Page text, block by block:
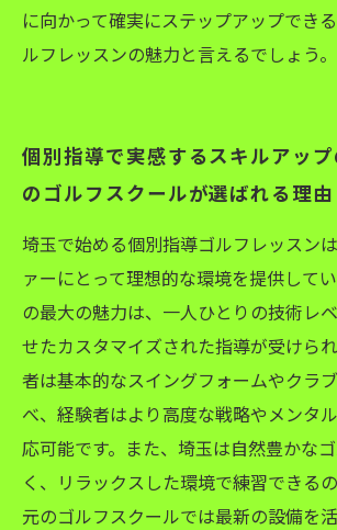
に向かって確実にステップアップでき
ルフレッスンの魅力と言えるでしょう。
個別指導で実感するスキルアッ
のゴルフスクールが選ばれる理由
埼玉で始める個別指導ゴルフレッスン
ァーにとって理想的な環境を提供して
の最大の魅力は、一人ひとりの技術レ
せたカスタマイズされた指導が受けら
者は基本的なスイングフォームやクラ
べ、経験者はより高度な戦略やメンタ
応可能です。また、埼玉は自然豊かな
く、リラックスした環境で練習できる
元のゴルフスクールでは最新の設備を